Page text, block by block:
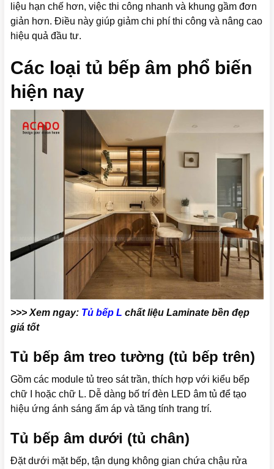
liệu hạn chế hơn, việc thi công nhanh và khung gầm đơn
giản hơn. Điều này giúp giảm chi phí thi công và nâng cao
hiệu quả đầu tư.
Các loại tủ bếp âm phổ biến
hiện nay
>>> Xem ngay: Tủ bếp L chất liệu Laminate bền đẹp
giá tốt
Tủ bếp âm treo tường (tủ bếp trên)
Gồm các module tủ treo sát trần, thích hợp với kiểu bếp
chữ I hoặc chữ L. Dễ dàng bố trí đèn LED âm tủ để tạo
hiệu ứng ánh sáng ấm áp và tăng tính trang trí.
Tủ bếp âm dưới (tủ chân)
Đặt dưới mặt bếp, tận dụng không gian chứa chậu rửa